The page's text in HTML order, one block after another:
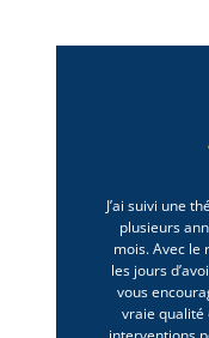
J’ai suivi une
plusieurs
mois. Avec le
les jours
vous
vraie qualité